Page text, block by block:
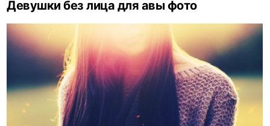
Девушки без лица для авы фото